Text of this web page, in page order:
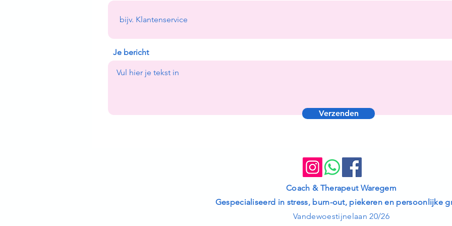
Je bericht
Verzenden
Coach & Therapeut Waregem
Gespecialiseerd in stress, burn-out, piekeren en persoonlijke
Vandewoestijnelaan 20/26